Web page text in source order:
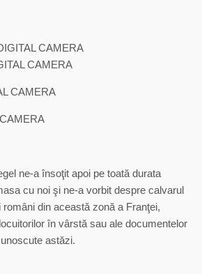
CAMERA
ne-a însoţit apoi pe toată durata
cu noi şi ne-a vorbit despre calvarul
din această zonă a Franţei,
în vârstă sau ale documentelor
astăzi.